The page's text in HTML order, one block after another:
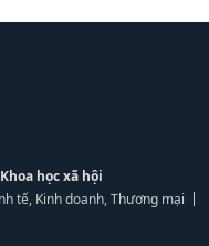
học xã hội
tế, Kinh doanh, Thương mại